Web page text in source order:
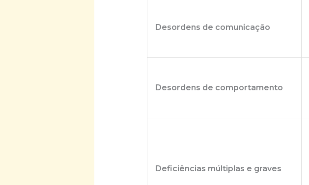
Desordens de comunicação
Desordens de comportamento
Deficiências múltiplas e graves